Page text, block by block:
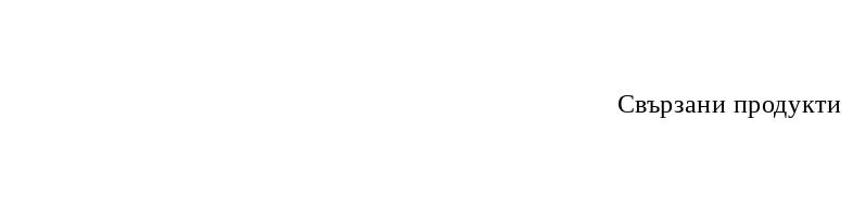
Свързани продукти